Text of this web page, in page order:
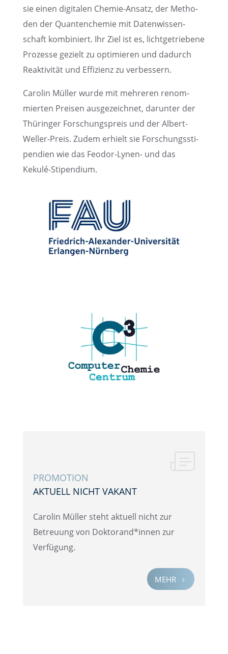
sie einen digita­len Chemie-Ansatz, der Metho­
den der Quanten­che­mie mit Daten­wis­sen­
schaft kombi­niert. Ihr Ziel ist es, licht­ge­trie­bene
Prozesse gezielt zu optimie­ren und dadurch
Reakti­vi­tät und Effizi­enz zu verbessern.
Carolin Müller wurde mit mehre­ren renom­
mier­ten Preisen ausge­zeich­net, darun­ter der
Thürin­ger Forschungs­preis und der Albert-
Weller-Preis. Zudem erhielt sie Forschungs­sti­
pen­dien wie das Feodor-Lynen- und das
Kekulé-Stipendium.
PROMO­TION
AKTUELL NICHT VAKANT
Carolin Müller steht aktuell nicht zur
Betreu­ung von Doktorand*innen zur
Verfügung.
MEHR 5